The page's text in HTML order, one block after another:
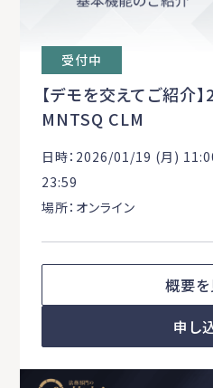
受付中
【デモを交えてご紹介
MNTSQ CLM
日時：2026/01/19 (月)
23:59
場所：オンライン
概要を
申し